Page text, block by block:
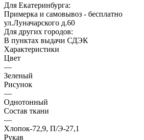
Для Екатеринбурга:
Примерка и самовывоз - бесплатно
ул.Луначарского д.60
Для других городов:
В пунктах выдачи СДЭК
Характеристики
Цвет
—
Зеленый
Рисунок
—
Однотонный
Состав ткани
—
Хлопок-72,9, П/Э-27,1
Рукав